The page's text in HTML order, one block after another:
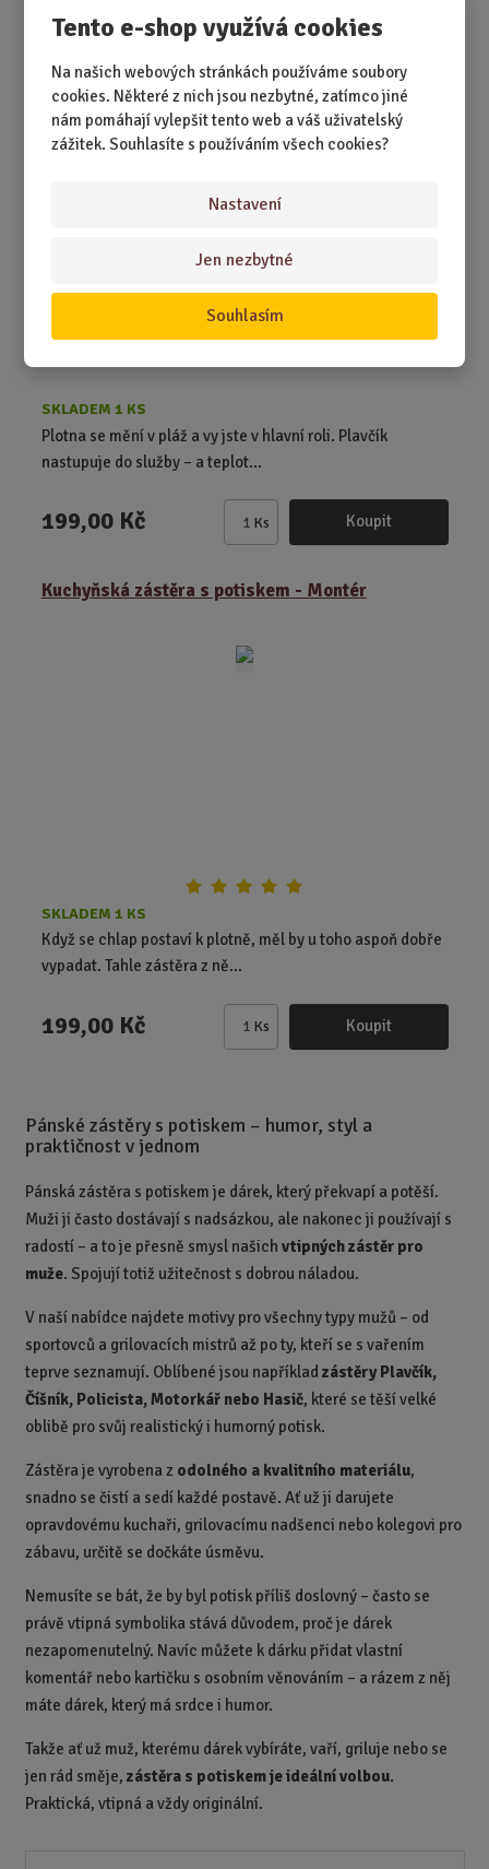
Tento e-shop využívá cookies
Na našich webových stránkách používáme soubory
cookies. Některé z nich jsou nezbytné, zatímco jiné
nám pomáhají vylepšit tento web a váš uživatelský
zážitek. Souhlasíte s používáním všech cookies?
Nastavení
Jen nezbytné
Souhlasím
199,00 Kč
Z
i
o
e
Ks Koupit
Kuchyňská zástěra na vaření - Plavčík
SKLADEM 1 KS
Plotna se mění v pláž a vy jste v hlavní roli. Plavčík
nastupuje do služby – a teplot...
199,00 Kč
Z
ě
t
Ks Koupit
Kuchyňská zástěra s potiskem - Montér
SKLADEM 1 KS
Když se chlap postaví k plotně, měl by u toho aspoň dobře
vypadat. Tahle zástěra z ně...
199,00 Kč
Z
i
č
e
t
Ks Koupit
Pánské zástěry s potiskem – humor, styl a
praktičnost v jednom
Pánská zástěra s potiskem je dárek, který překvapí a potěší.
Muži ji často dostávají s nadsázkou, ale nakonec ji používají s
radostí – a to je přesně smysl našich vtipných zástěr pro
muže. Spojují totiž užitečnost s dobrou náladou.
V naší nabídce najdete motivy pro všechny typy mužů – od
sportovců a grilovacích mistrů až po ty, kteří se s vařením
teprve seznamují. Oblíbené jsou například zástěry Plavčík,
Číšník, Policista, Motorkář nebo Hasič, které se těší velké
oblibě pro svůj realistický i humorný potisk.
Zástěra je vyrobena z odolného a kvalitního materiálu,
snadno se čistí a sedí každé postavě. Ať už ji darujete
opravdovému kuchaři, grilovacímu nadšenci nebo kolegovi pro
zábavu, určitě se dočkáte úsměvu.
Nemusíte se bát, že by byl potisk příliš doslovný – často se
právě vtipná symbolika stává důvodem, proč je dárek
nezapomenutelný. Navíc můžete k dárku přidat vlastní
komentář nebo kartičku s osobním věnováním – a rázem z něj
máte dárek, který má srdce i humor.
Takže ať už muž, kterému dárek vybíráte, vaří, griluje nebo se
jen rád směje, zástěra s potiskem je ideální volbou.
Praktická, vtipná a vždy originální.